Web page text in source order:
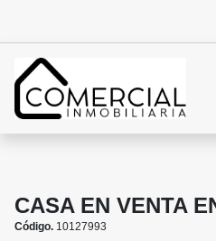
CASA EN VENTA
Código. 10127993